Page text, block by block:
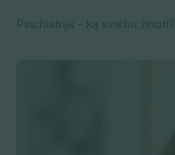
Psichiatrija – ką svarbu žinoti?